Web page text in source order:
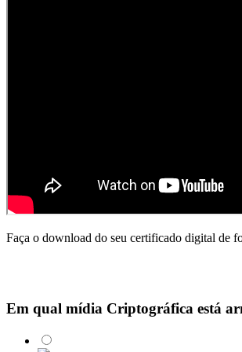
Faça o download do seu certificado digital de
Em qual mídia Criptográfica está